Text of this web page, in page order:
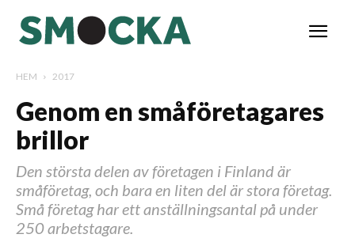
HEM 2017
Genom en småföretagares
brillor
Den största delen av företagen i Finland är
småföretag, och bara en liten del är stora företag.
Små företag har ett anställningsantal på under
250 arbetstagare.